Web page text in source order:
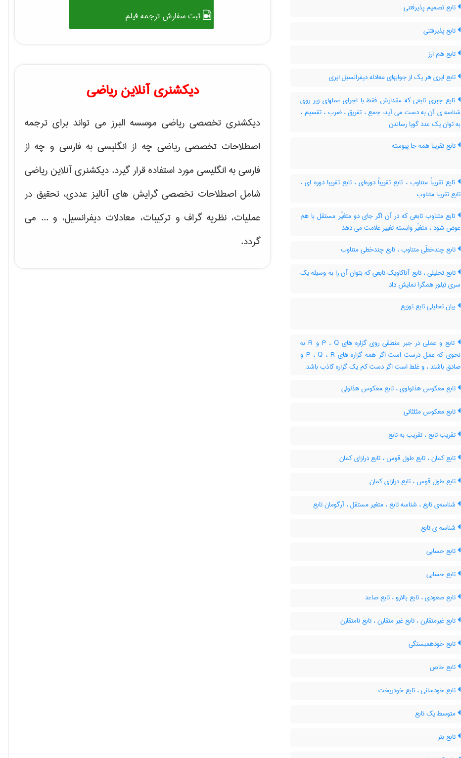
تابع تصمیم پذیرفتنی
تابع پذیرفتنی
تابع هم ارز
تابع ایری هر یک از جوابهای معادله دیفرانسیل ایری
تابع جبری تابعی که مقدارش فقط با اجرای عملهای زیر روی
شناسه ی آن به دست می آید: جمع ، تفریق ، ضرب ، تقسیم ،
به توان یک عدد گویا رساندن
تابع تقریبا همه جا پیوسته
تابع تقریباً متناوب ، تابع تقریباً دوره‌ای ، تابع تقریبا دوره ای ،
تابع تقریبا متناوب
تابع متناوب تابعی که در آن اگر جای دو متغیّر مستقل با هم
عوض شود ، متغیّر وابسته تغییر علامت می دهد
تابع چندخطّی متناوب ، تابع چندخطی متناوب
تابع تحلیلی ، تابع آناکاویک تابعی که بتوان آن را به وسیله یک
سری تیلور همگرا نمایش داد
بیان تحلیلی تابع توزیع
تابع وَ عملی در جبر منطقی روی گزاره های P ، Q و R به
نحوی که عمل درست است اگر همه گزاره های P ، Q ، R و
صادق باشند ، و غلط است اگر دست کم یک گزاره کاذب باشد
تابع معکوس هذلولوی ، تابع معکوس هذلولی
تابع معکوس مثلثاتی
تقریب تابع ، تقریب به تابع
تابع کمان ، تابع طول قوس ، تابع درازای کمان
تابع طول قوس ، تابع درازای کمان
شناسه‌ی تابع ، شناسه تابع ، متغیر مستقل ، آرگومان تابع
شناسه ی تابع
تابع حسابی
تابع حسابی
تابع صعودی ، تابع بالارو ، تابع صاعد
تابع غیرمتقارن ، تابع غیر متقارن ، تابع نامتقارن
تابع خودهمبستگی
تابع خاص
تابع خودسانی ، تابع خودریخت
متوسط یک تابع
تابع بئر
ثبت سفارش ترجمه فیلم
دیکشنری آنلاین ریاضی
دیکشنری تخصصی ریاضی موسسه البرز می تواند برای ترجمه
اصطلاحات تخصصی ریاضی چه از انگلیسی به فارسی و چه از
فارسی به انگلیسی مورد استفاده قرار گیرد. دیکشنری آنلاین ریاضی
شامل اصطلاحات تخصصی گرایش هایآنالیز عددی، تحقیق در
عملیات، نظریه گراف و تركیبات، معادلات دیفرانسیل، و ... می
گردد.